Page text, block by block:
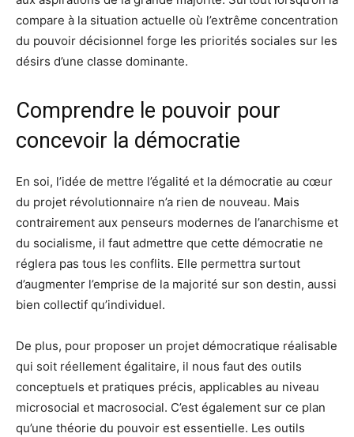
compare à la situation actuelle où l’extrême concentration
du pouvoir décisionnel forge les priorités sociales sur les
désirs d’une classe dominante.
Comprendre le pouvoir pour
concevoir la démocratie
En soi, l’idée de mettre l’égalité et la démocratie au cœur
du projet révolutionnaire n’a rien de nouveau. Mais
contrairement aux penseurs modernes de l’anarchisme et
du socialisme, il faut admettre que cette démocratie ne
réglera pas tous les conflits. Elle permettra surtout
d’augmenter l’emprise de la majorité sur son destin, aussi
bien collectif qu’individuel.
De plus, pour proposer un projet démocratique réalisable
qui soit réellement égalitaire, il nous faut des outils
conceptuels et pratiques précis, applicables au niveau
microsocial et macrosocial. C’est également sur ce plan
qu’une théorie du pouvoir est essentielle. Les outils